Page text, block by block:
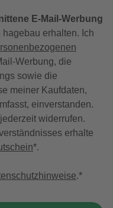
E-Mail-Werbung
erhalten. Ich
Werbung, die
sowie die
meiner Kaufdaten,
einverstanden.
widerrufen.
erhalte
*.
.